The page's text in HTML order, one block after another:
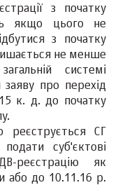
з початку
якщо цього не
з початку
не менше
системі
заяву про перехід
к. д. до початку
СГ
суб'єкто­ві
реєстрацію як
або до 10.11.16 р.